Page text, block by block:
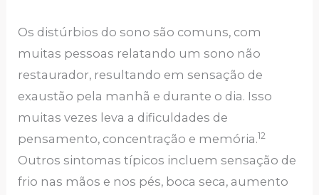
Os distúrbios do sono são comuns, com
muitas pessoas relatando um sono não
restaurador, resultando em sensação de
exaustão pela manhã e durante o dia. Isso
muitas vezes leva a dificuldades de
pensamento, concentração e memória.12
Outros sintomas típicos incluem sensação de
frio nas mãos e nos pés, boca seca, aumento